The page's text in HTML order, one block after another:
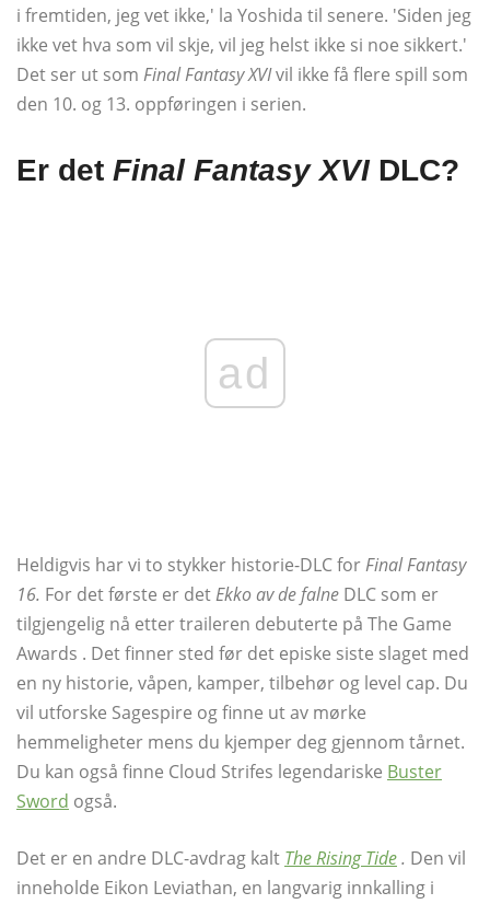
i fremtiden, jeg vet ikke,' la Yoshida til senere. 'Siden jeg
ikke vet hva som vil skje, vil jeg helst ikke si noe sikkert.'
Det ser ut som Final Fantasy XVIvil ikke få flere spill som
den 10. og 13. oppføringen i serien.
Er det Final Fantasy XVIDLC?
ad
Heldigvis har vi to stykker historie-DLC forFinal Fantasy
16. For det første er detEkko av de falne DLC som er
tilgjengelig nå etter traileren debuterte på The Game
Awards . Det finner sted før det episke siste slaget med
en ny historie, våpen, kamper, tilbehør og level cap. Du
vil utforske Sagespire og finne ut av mørke
hemmeligheter mens du kjemper deg gjennom tårnet.
Du kan også finne Cloud Strifes legendariske Buster
Sword også.
Det er en andre DLC-avdrag kalt The Rising Tide. Den vil
inneholde Eikon Leviathan, en langvarig innkalling i